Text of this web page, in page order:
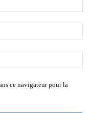
ce navigateur pour la